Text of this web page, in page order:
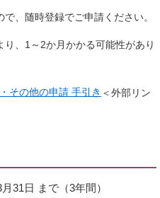
、随時登録でご申請ください。
、1～2か月かかる可能性があり
その他の申請 手引き ＜外部リン
31日 まで（3年間）